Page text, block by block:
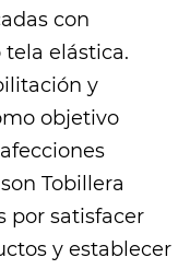
con
elástica.
y
objetivo
Tobillera
por satisfacer
y establecer